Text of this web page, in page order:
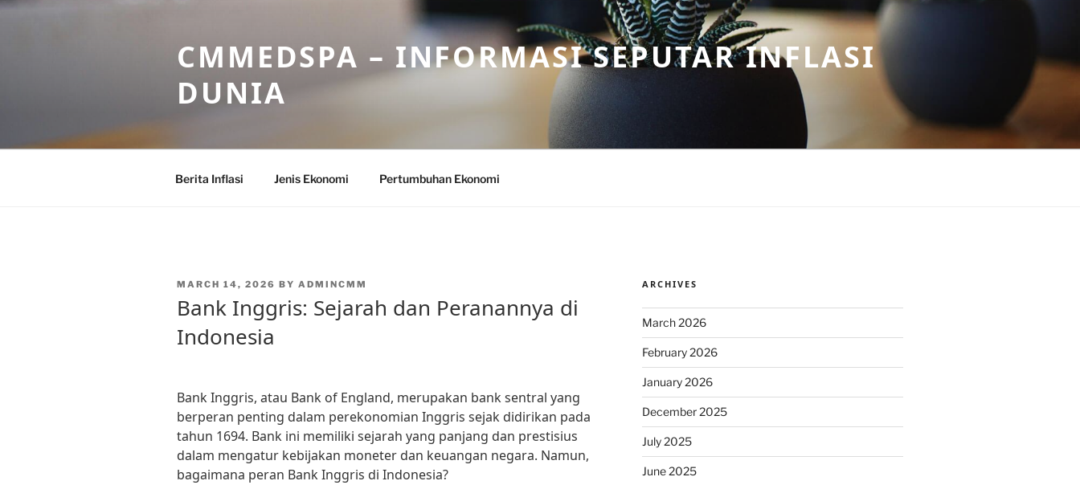
Skip
CMMEDSPA – INFORMASI SEPUTAR INFLASI
DUNIA
Berita Inflasi Jenis Ekonomi Pertumbuhan Ekonomi
POSTED
MARCH 14, 2026 BY ADMINCMM
Bank Inggris: Sejarah dan Peranannya di
Indonesia
Bank Inggris, atau Bank of England, merupakan bank sentral yang
berperan penting dalam perekonomian Inggris sejak didirikan pada
tahun 1694. Bank ini memiliki sejarah yang panjang dan prestisius
dalam mengatur kebijakan moneter dan keuangan negara. Namun,
bagaimana peran Bank Inggris di Indonesia?
ARCHIVES
March 2026
February 2026
January 2026
December 2025
July 2025
June 2025